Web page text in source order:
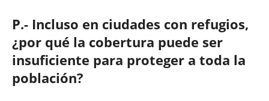
P.- Incluso en ciudades con refugios,
¿por qué la cobertura puede ser
insuficiente para proteger a toda la
población?